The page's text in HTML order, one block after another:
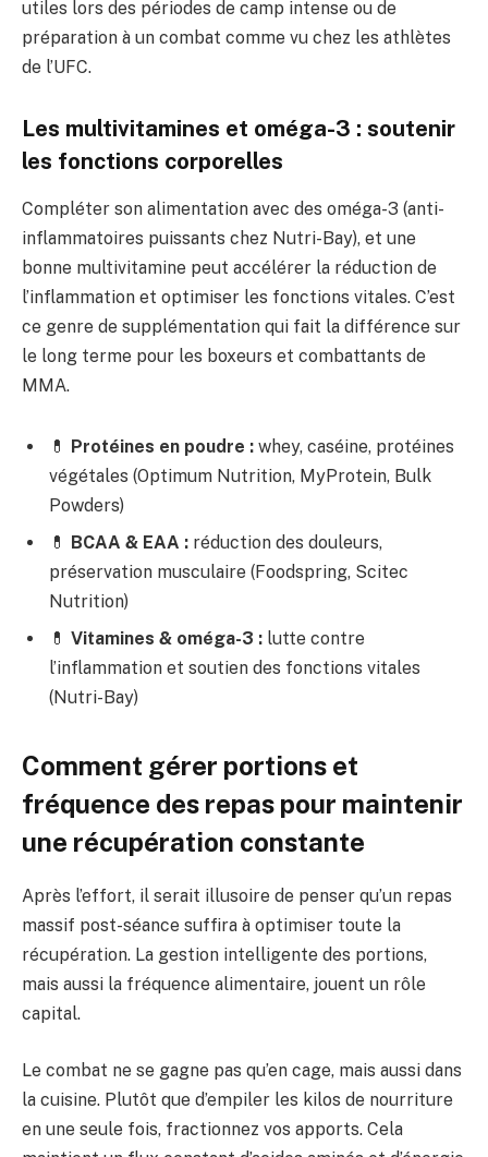
utiles lors des périodes de camp intense ou de
préparation à un combat comme vu chez les athlètes
de l’UFC.
Les multivitamines et oméga-3 : soutenir
les fonctions corporelles
Compléter son alimentation avec des oméga-3 (anti-
inflammatoires puissants chez Nutri-Bay), et une
bonne multivitamine peut accélérer la réduction de
l’inflammation et optimiser les fonctions vitales. C’est
ce genre de supplémentation qui fait la différence sur
le long terme pour les boxeurs et combattants de
MMA.
💊 Protéines en poudre : whey, caséine, protéines
végétales (Optimum Nutrition, MyProtein, Bulk
Powders)
💊 BCAA & EAA : réduction des douleurs,
préservation musculaire (Foodspring, Scitec
Nutrition)
💊 Vitamines & oméga-3 : lutte contre
l’inflammation et soutien des fonctions vitales
(Nutri-Bay)
Comment gérer portions et
fréquence des repas pour maintenir
une récupération constante
Après l’effort, il serait illusoire de penser qu’un repas
massif post-séance suffira à optimiser toute la
récupération. La gestion intelligente des portions,
mais aussi la fréquence alimentaire, jouent un rôle
capital.
Le combat ne se gagne pas qu’en cage, mais aussi dans
la cuisine. Plutôt que d’empiler les kilos de nourriture
en une seule fois, fractionnez vos apports. Cela